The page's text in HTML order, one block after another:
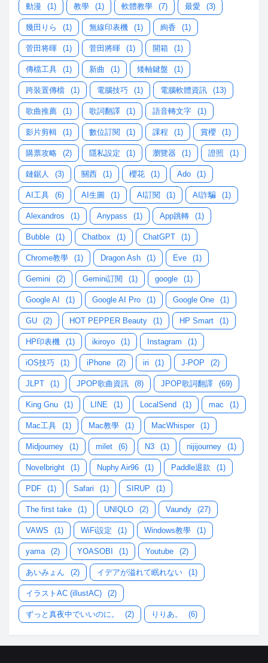
動漫 (1) 教學 (1) 軟體教學 (7) 最愛 (3)
幾田りら (1) 無線印表機 (1) 絢香 (1)
菅田将暉 (1) 菅田將暉 (1) 開箱 (1)
傳檔工具 (1) 新曲 (1) 矮軸鍵盤 (1)
跨裝置傳檔 (1) 電腦技巧 (1) 電腦軟體資訊 (13)
歌曲推薦 (1) 歌詞翻譯 (1) 語音轉文字 (1)
影片剪輯 (1) 數位訂閱 (1) 課程 (1) 賞櫻 (1)
購票攻略 (2) 隱私設定 (1) 瀏覽器 (1) 證照 (1)
鏈鋸人 (3) 關西 (1) 櫻花 (1) Ado (1)
AI工具 (6) AI生圖 (1) AI訂閱 (1) AI詐騙 (1)
Alexandros (1) Anypass (1) App跳轉 (1)
Bubble (1) Chatbox (1) ChatGPT (1)
Chrome教學 (1) Dragon Ash (1) Eve (1)
Gemini (2) Gemini訂閱 (1) google (1)
Google AI (1) Google AI Pro (1) Google One (1)
GU (2) HOT PEPPER Beauty (1) HP Smart (1)
HP印表機 (1) ikiroyo (1) Instagram (1)
iOS技巧 (1) iPhone (2) iri (1) J-POP (2)
JLPT (1) JPOP歌曲資訊 (8) JPOP歌詞翻譯 (69)
King Gnu (1) LINE (1) LocalSend (1) mac (1)
Mac工具 (1) Mac教學 (1) MacWhisper (1)
Midjourney (1) milet (6) N3 (1) nijijourney (1)
Novelbright (1) Nuphy Air96 (1) Paddle退款 (1)
PDF (1) Safari (1) SIRUP (1)
The first take (1) UNIQLO (2) Vaundy (27)
VAWS (1) WiFi設定 (1) Windows教學 (1)
yama (2) YOASOBI (1) Youtube (2)
あいみょん (2) イデアが溢れて眠れない (1)
イラストAC (illustAC) (2)
ずっと真夜中でいいのに。 (2) りりあ。 (6)